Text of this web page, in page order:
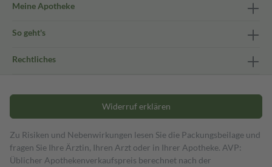
Meine Apotheke
So geht's
Rechtliches
Widerruf erklären
Zu Risiken und Nebenwirkungen lesen Sie die Packungsbeilage und
fragen Sie Ihre Ärztin, Ihren Arzt oder in Ihrer Apotheke. AVP:
Üblicher Apothekenverkaufspreis berechnet nach der